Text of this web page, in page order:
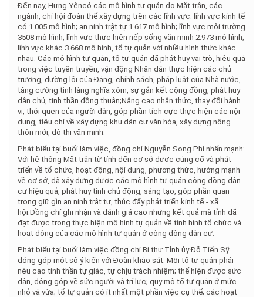
Đến nay, Hưng Yêncó các mô hình tự quản do Mặt trận, các
ngành, chi hội đoàn thể xây dựng trên các lĩnh vực: lĩnh vực kinh tế
có 1.005 mô hình; an ninh trật tự 1.617 mô hình; lĩnh vực môi trường
3508 mô hình; lĩnh vực thực hiện nếp sống văn minh 2.973 mô hình;
lĩnh vực khác 3.668 mô hình, tổ tự quản với nhiều hình thức khác
nhau. Các mô hình tự quản, tổ tự quản đã phát huy vai trò, hiệu quả
trong việc tuyên truyền, vận động Nhân dân thực hiện các chủ
trương, đường lối của Đảng, chính sách, pháp luật của Nhà nước,
tăng cường tình làng nghĩa xóm, sự gắn kết cộng đồng, phát huy
dân chủ, tinh thần đồng thuận;Nâng cao nhận thức, thay đổi hành
vi, thói quen của người dân, góp phần tích cực thực hiện các nội
dung, tiêu chí về xây dựng khu dân cư văn hóa, xây dựng nông
thôn mới, đô thị văn minh.
Phát biểu tại buổi làm việc, đồng chí Nguyễn Song Phi nhấn mạnh:
Với hệ thống Mặt trận từ tỉnh đến cơ sở được củng cố và phát
triển về tổ chức, hoạt động, nội dung, phương thức, hướng mạnh
về cơ sở, đã xây dựng được các mô hình tự quản cộng đồng dân
cư hiệu quả, phát huy tính chủ động, sáng tạo, góp phần quan
trọng giữ gìn an ninh trật tự, thúc đẩy phát triển kinh tế - xã
hội.Đồng chí ghi nhận và đánh giá cao những kết quả mà tỉnh đã
đạt được trong thực hiện mô hình tự quản về tình hình tổ chức và
hoạt động của các mô hình tự quản ở cộng đồng dân cư.
Phát biểu tại buổi làm việc đồng chí Bí thư Tỉnh ủy Đỗ Tiến Sỹ
đóng góp một số ý kiến với Đoàn khảo sát: Mỗi tổ tự quản phải
nêu cao tinh thần tự giác, tự chịu trách nhiệm; thể hiện được sức
dân, đóng góp về sức người và trí lực; quy mô tổ tự quản ở mức
nhỏ và vừa; tổ tự quản có ít nhất một phần việc cụ thể; các hoạt